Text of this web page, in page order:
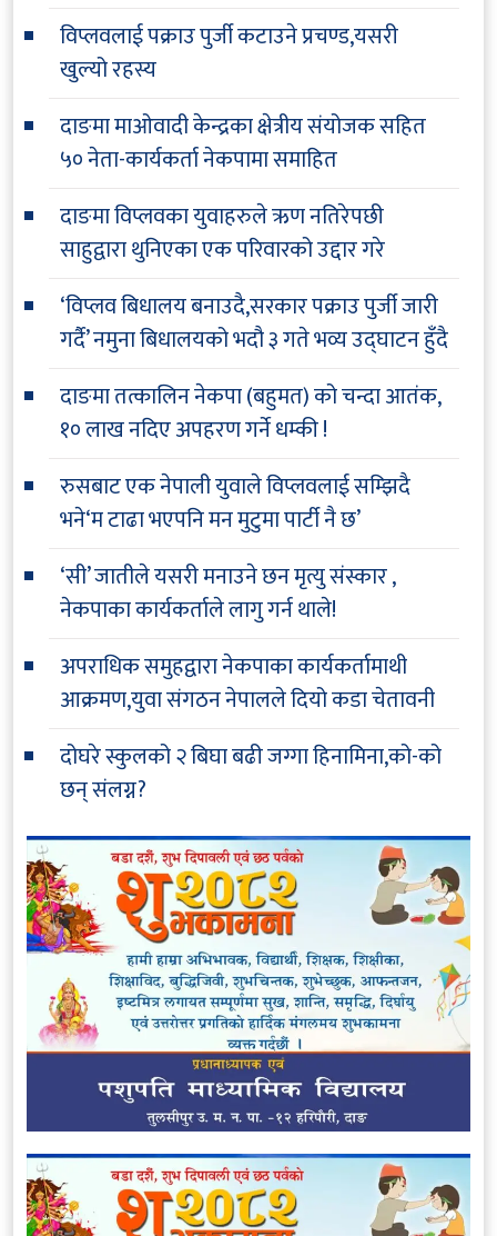
विप्लवलाई पक्राउ पुर्जी कटाउने प्रचण्ड,यसरी
खुल्यो रहस्य
दाङमा माओवादी केन्द्रका क्षेत्रीय संयोजक सहित
५० नेता-कार्यकर्ता नेकपामा समाहित
दाङमा विप्लवका युवाहरुले ऋण नतिरेपछी
साहुद्वारा थुनिएका एक परिवारको उद्दार गरे
‘विप्लव बिधालय बनाउदै,सरकार पक्राउ पुर्जी जारी
गर्दै’ नमुना बिधालयको भदौ ३ गते भव्य उद्घाटन हुँदै
दाङमा तत्कालिन नेकपा (बहुमत) को चन्दा आतंक,
१० लाख नदिए अपहरण गर्ने धम्की !
रुसबाट एक नेपाली युवाले विप्लवलाई सम्झिदै
भने‘म टाढा भएपनि मन मुटुमा पार्टी नै छ’
‘सी’ जातीले यसरी मनाउने छन मृत्यु संस्कार ,
नेकपाका कार्यकर्ताले लागु गर्न थाले!
अपराधिक समुहद्वारा नेकपाका कार्यकर्तामाथी
आक्रमण,युवा संगठन नेपालले दियो कडा चेतावनी
दोघरे स्कुलको २ बिघा बढी जग्गा हिनामिना,को-को
छन् संलग्न?